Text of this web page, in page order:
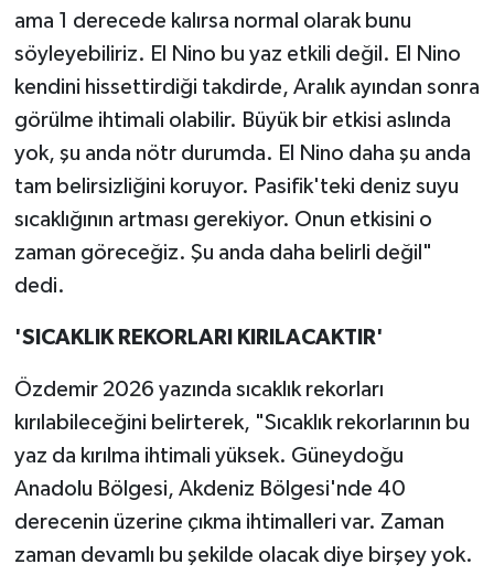
ama 1 derecede kalırsa normal olarak bunu
söyleyebiliriz. El Nino bu yaz etkili değil. El Nino
kendini hissettirdiği takdirde, Aralık ayından sonra
görülme ihtimali olabilir. Büyük bir etkisi aslında
yok, şu anda nötr durumda. El Nino daha şu anda
tam belirsizliğini koruyor. Pasifik'teki deniz suyu
sıcaklığının artması gerekiyor. Onun etkisini o
zaman göreceğiz. Şu anda daha belirli değil"
dedi.
'SICAKLIK REKORLARI KIRILACAKTIR'
Özdemir 2026 yazında sıcaklık rekorları
kırılabileceğini belirterek, "Sıcaklık rekorlarının bu
yaz da kırılma ihtimali yüksek. Güneydoğu
Anadolu Bölgesi, Akdeniz Bölgesi'nde 40
derecenin üzerine çıkma ihtimalleri var. Zaman
zaman devamlı bu şekilde olacak diye birşey yok.